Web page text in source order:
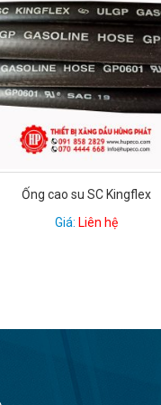
Bộ cốc nhiệt kế
Giá: Liên hệ